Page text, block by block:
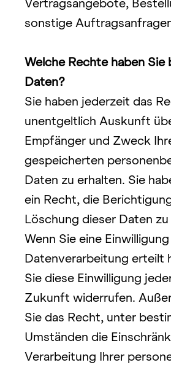
Vertragsangebote,
sonstige
Welche Rechte haben Sie
Daten?
Sie haben jederzeit das
unentgeltlich Auskunft
Empfänger und Zweck
gespeicherten
Daten zu erhalten. Sie
ein Recht, die
Löschung dieser Daten
Wenn Sie eine
Datenverarbeitung erteilt
Sie diese Einwilligung
Zukunft widerrufen.
Sie das Recht, unter
Umständen die
Verarbeitung Ihrer